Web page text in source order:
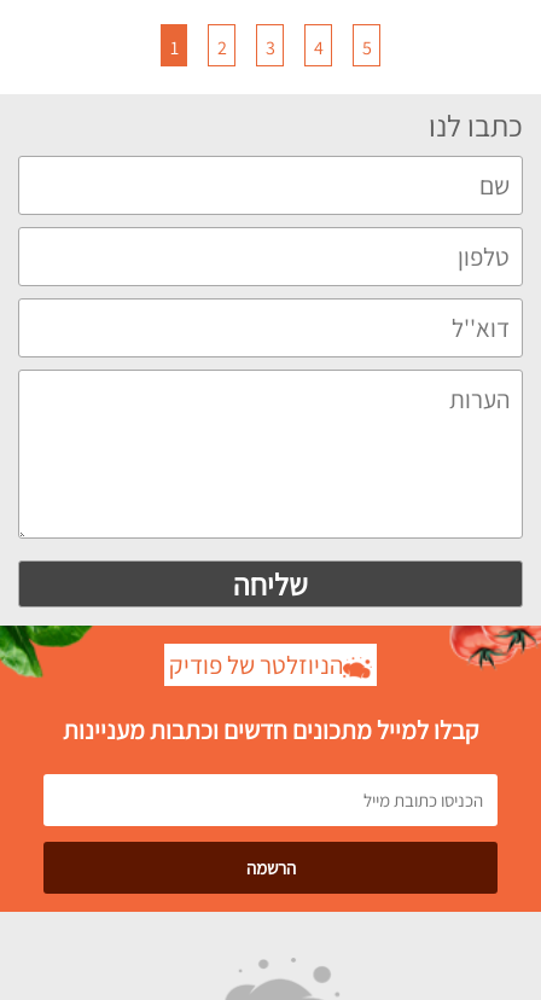
1 2 3 4 5
כתבו לנו
הניוזלטר של פודיק
קבלו למייל מתכונים חדשים וכתבות מעניינות